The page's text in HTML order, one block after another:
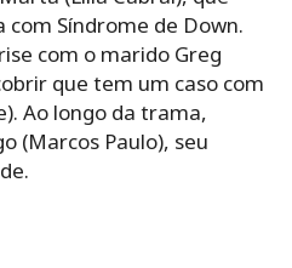
Síndrome de Down.
com o marido Greg
que tem um caso com
Ao longo da trama,
(Marcos Paulo), seu